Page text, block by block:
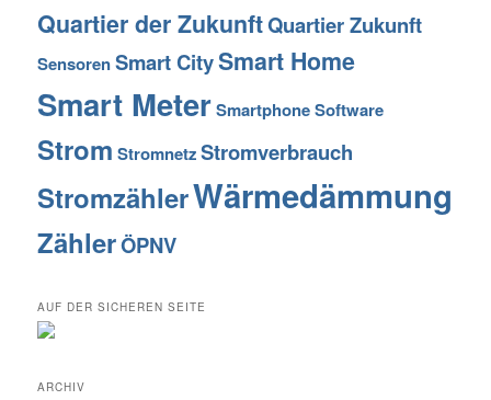
Quartier der ZukunftQuartier Zukunft
SensorenSmart CitySmart Home
Smart MeterSmartphoneSoftware
Strom StromnetzStromverbrauch
StromzählerWärmedämmung
ZählerÖPNV
AUF DER SICHEREN SEITE
ARCHIV